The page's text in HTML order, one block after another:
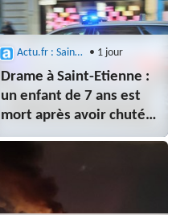
Actu.fr : Saint-Etienne • 1 jour
Drame à Saint-Etienne :
un enfant de 7 ans est
mort après avoir chuté
du 8e étage